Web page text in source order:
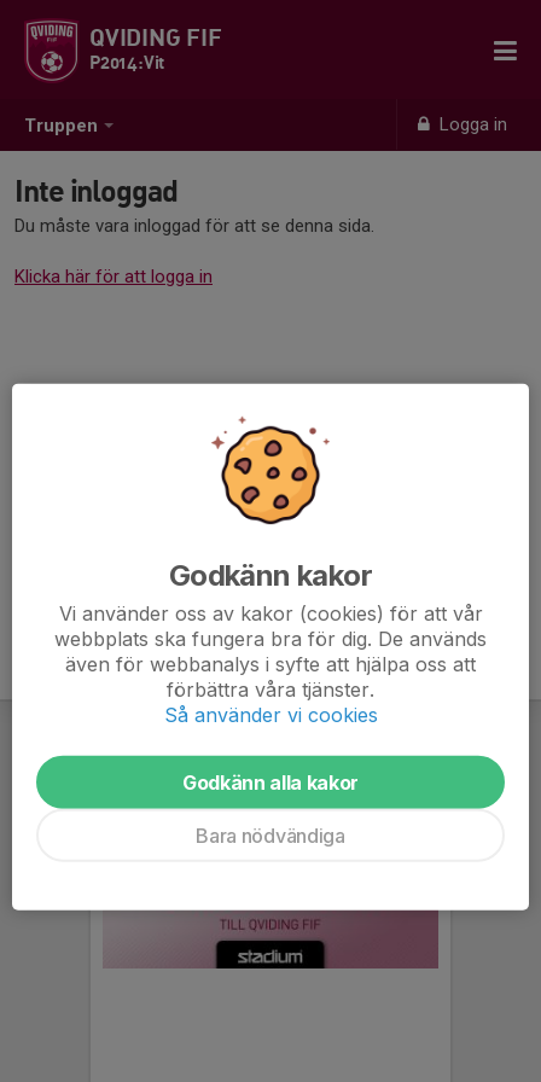
Truppen Logga in
QVIDING FIF
P2014:Vit
Inte inloggad
Du måste vara inloggad för att se denna sida.
Klicka här för att logga in
Godkänn kakor
Vi använder oss av kakor (cookies) för att vår
webbplats ska fungera bra för dig. De används
även för webbanalys i syfte att hjälpa oss att
förbättra våra tjänster.
Så använder vi cookies
Godkänn alla kakor
Bara nödvändiga